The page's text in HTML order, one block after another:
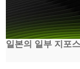
일본의 일부 지포